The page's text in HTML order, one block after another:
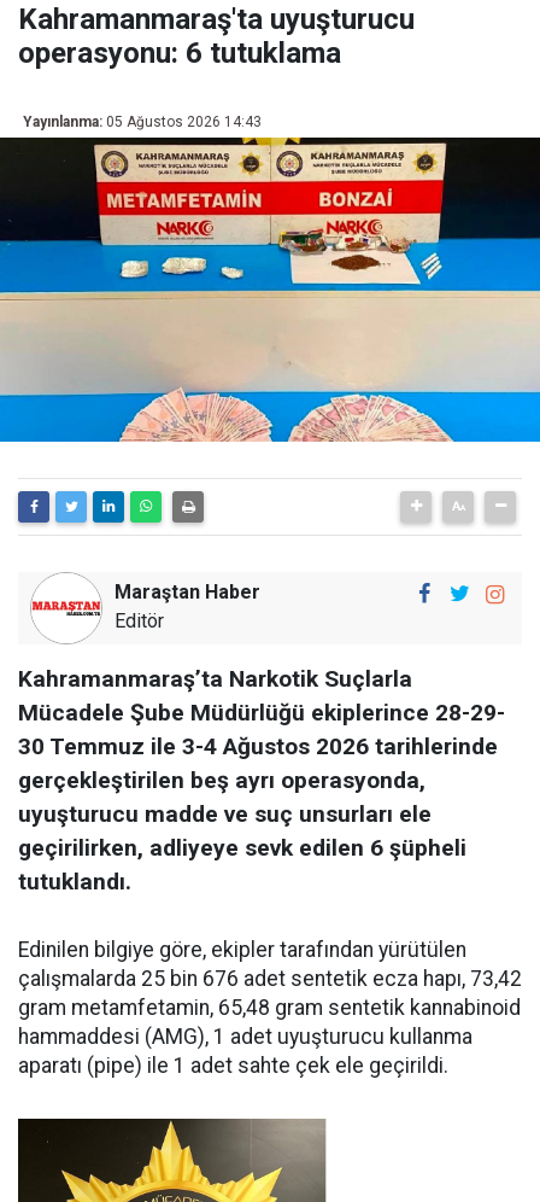
Kahramanmaraş'ta uyuşturucu
operasyonu: 6 tutuklama
Yayınlanma: 05 Ağustos 2026 14:43
Maraştan Haber
Editör
Kahramanmaraş’ta Narkotik Suçlarla
Mücadele Şube Müdürlüğü ekiplerince 28-29-
30 Temmuz ile 3-4 Ağustos 2026 tarihlerinde
gerçekleştirilen beş ayrı operasyonda,
uyuşturucu madde ve suç unsurları ele
geçirilirken, adliyeye sevk edilen 6 şüpheli
tutuklandı.
Edinilen bilgiye göre, ekipler tarafından yürütülen
çalışmalarda 25 bin 676 adet sentetik ecza hapı, 73,42
gram metamfetamin, 65,48 gram sentetik kannabinoid
hammaddesi (AMG), 1 adet uyuşturucu kullanma
aparatı (pipe) ile 1 adet sahte çek ele geçirildi.